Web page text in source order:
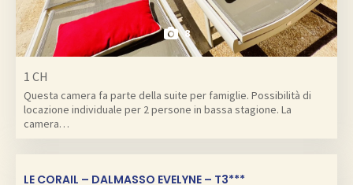
8
1 CH
Questa camera fa parte della suite per famiglie. Possibilità di
locazione individuale per 2 persone in bassa stagione. La
camera…
LE CORAIL – DALMASSO EVELYNE – T3***